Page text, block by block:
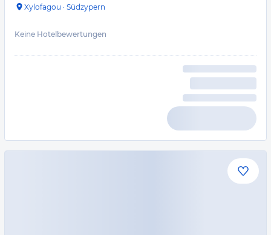
Xylofagou · Südzypern
Keine Hotelbewertungen